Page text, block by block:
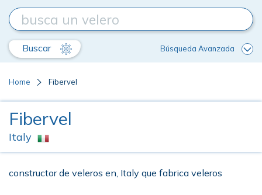
Buscar Búsqueda Avanzada
Home Fibervel
Fibervel
Italy
constructor de veleros en, Italy que fabrica veleros